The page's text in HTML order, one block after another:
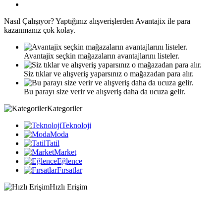
Nasıl Çalışıyor?Yaptığınız alışverişlerden Avantajix ile para
kazanmanız çok kolay.
Avantajix seçkin mağazaların avantajlarını listeler.
Siz tıklar ve alışveriş yaparsınız o mağazadan para alır.
Bu parayı size verir ve alışveriş daha da ucuza gelir.
Kategoriler
Teknoloji
Moda
Tatil
Market
Eğlence
Fırsatlar
Hızlı Erişim